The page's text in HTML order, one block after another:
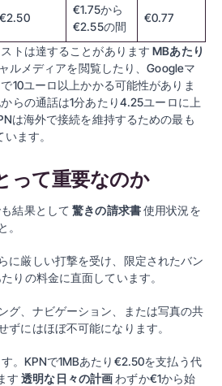
€2.50
€1.75から
€2.55の間
€0.77
トは達することがありますMBあたり
ルメディアを閲覧したり、Googleマ
10ユーロ以上かかる可能性がありま
らの通話は1分あたり4.25ユーロに上
は海外で接続を維持するための最も
ます。
って重要なのか
結果として驚きの請求書使用状況を
。
に厳しい打撃を受け、限定されたバン
りの料金に直面しています。
グ、ナビゲーション、または写真の共
ずにはほぼ不可能になります。
。KPNで1MBあたり€2.50を支払う代
す透明な日々の計画 わずか€1から始